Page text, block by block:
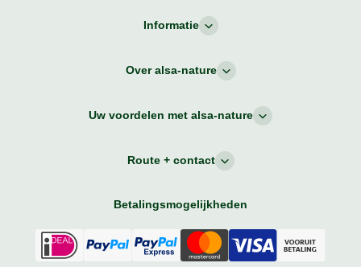
Informatie
Over alsa-nature
Uw voordelen met alsa-nature
Route + contact
Betalingsmogelijkheden